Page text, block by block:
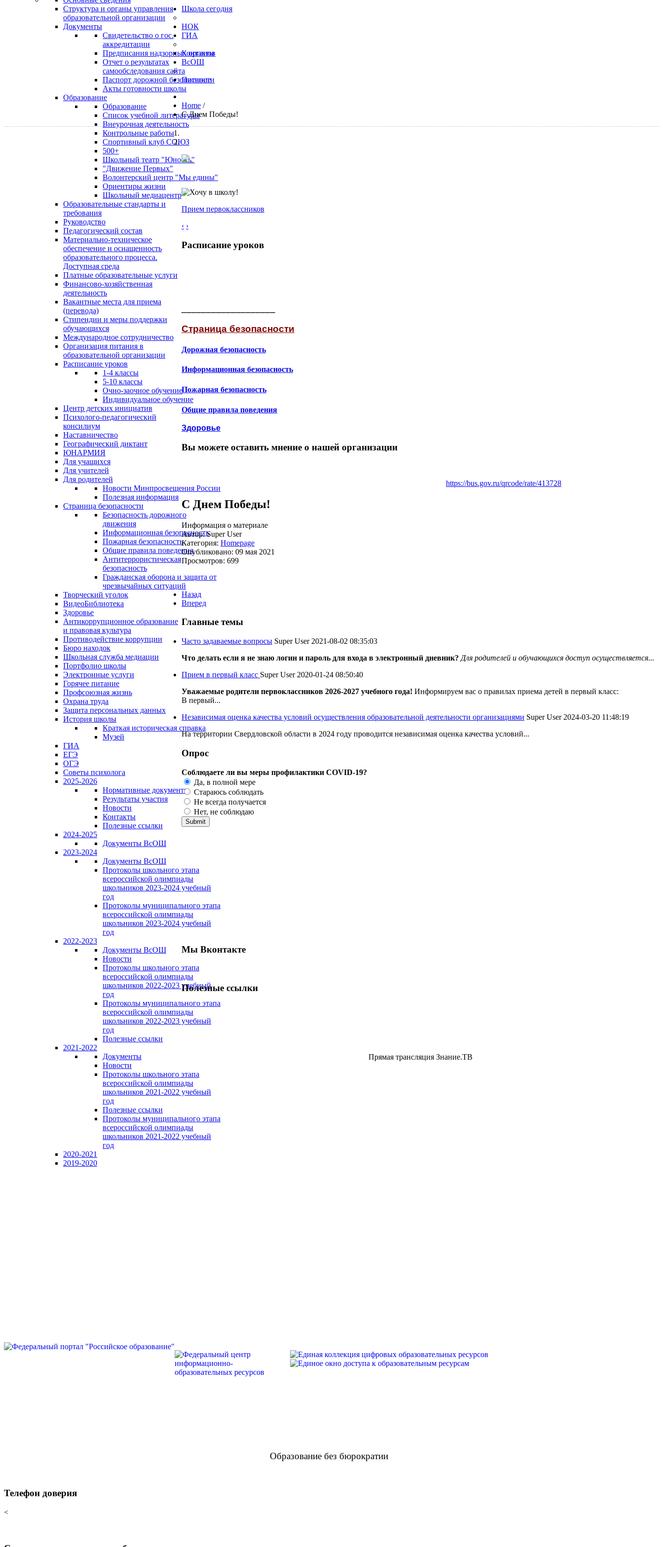
Структура и органы управления
образовательной организации
Документы
Свидетельство о гос.
аккредитации
Предписания надзорных органов
Отчет о результатах
самообследования сайта
Паспорт дорожной безопасности
Акты готовности школы
Образование
Образование
Список учебной литературы
Внеурочная деятельность
Контрольные работы
Спортивный клуб СОЮЗ
500+
Школьный театр "Юность"
"Движение Первых"
Волонтерский центр "Мы едины"
Ориентиры жизни
Школьный медиацентр
Образовательные стандарты и
требования
Руководство
Педагогический состав
Материально-техническое
обеспечение и оснащенность
образовательного процесса.
Доступная среда
Платные образовательные услуги
Финансово-хозяйственная
деятельность
Вакантные места для приема
(перевода)
Стипендии и меры поддержки
обучающихся
Международное сотрудничество
Организация питания в
образовательной организации
Школа сегодня
Расписание уроков
1-4 классы
5-10 классы
Очно-заочное обучение
Индивидуальное обучение
Центр детских инициатив
Психолого-педагогический
консилиум
Наставничество
Географический диктант
ЮНАРМИЯ
Для учащихся
Для учителей
Для родителей
Новости Минпросвещения России
Полезная информация
Страница безопасности
Безопасность дорожного
движения
Информационная безопасность
Пожарная безопасность
Общие правила поведения
Антитеррористическая
безопасность
Гражданская оборона и защита от
чрезвычайных ситуаций
Творческий уголок
ВидеоБиблиотека
Здоровье
Антикоррупционное образование
и правовая культура
Противодействие коррупции
Бюро находок
Школьная служба медиации
Портфолио школы
Электронные услуги
Горячее питание
Профсоюзная жизнь
Охрана труда
Защита персональных данных
История школы
Краткая историческая справка
Музей
НОК
ГИА
ГИА
ЕГЭ
ОГЭ
Советы психолога
Контакты
ВсОШ
2025-2026
Нормативные документы
Результаты участия
Новости
Контакты
Полезные ссылки
2024-2025
Документы ВсОШ
2023-2024
Документы ВсОШ
Протоколы школьного этапа
всероссийской олимпиады
школьников 2023-2024 учебный
год
Протоколы муниципального этапа
всероссийской олимпиады
школьников 2023-2024 учебный
год
2022-2023
Документы ВсОШ
Новости
Протоколы школьного этапа
всероссийской олимпиады
школьников 2022-2023 учебный
год
Протоколы муниципального этапа
всероссийской олимпиады
школьников 2022-2023 учебный
год
Полезные ссылки
2021-2022
Документы
Новости
Протоколы школьного этапа
всероссийской олимпиады
школьников 2021-2022 учебный
год
Полезные ссылки
Протоколы муниципального этапа
всероссийской олимпиады
школьников 2021-2022 учебный
год
2020-2021
2019-2020
Питание
Home /
С Днем Победы!
Прием первоклассников
‹ ›
Расписание уроков
Страница безопасности
Дорожная безопасность
Информационная безопасность
Пожарная безопасность
Общие правила поведения
Здоровье
Вы можете оставить мнение о нашей организации
https://bus.gov.ru/qrcode/rate/413728
С Днем Победы!
Информация о материале
Автор:Super User
Категория: Homepage
Опубликовано: 09 мая 2021
Просмотров: 699
Назад
Вперед
Главные темы
Часто задаваемые вопросы Super User 2021-08-02 08:35:03
Что делать если я не знаю логин и пароль для входа в электронный дневник? Для родителей и обучающихся доступ осуществляется...
Прием в первый класс Super User 2020-01-24 08:50:40
Уважаемые родители первоклассников 2026-2027 учебного года! Информируем вас о правилах приема детей в первый класс:
В первый...
Независимая оценка качества условий осуществления образовательной деятельности организациями Super User 2024-03-20 11:48:19
На территории Свердловской области в 2024 году проводится независимая оценка качества условий...
Опрос
Соблюдаете ли вы меры профилактики COVID-19?
Да, в полной мере
Стараюсь соблюдать
Не всегда получается
Нет, не соблюдаю
Мы Вконтакте
Полезные ссылки
Прямая трансляция Знание.ТВ
Образование без бюрократии
Телефон доверия
<